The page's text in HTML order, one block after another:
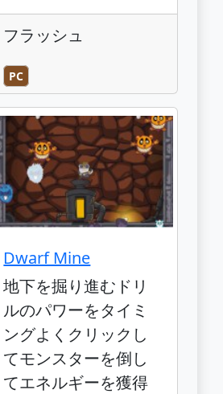
フラッシュ
PC
Dwarf Mine
地下を掘り進むドリ
ルのパワーをタイミ
ングよくクリックし
てモンスターを倒し
てエネルギーを獲得